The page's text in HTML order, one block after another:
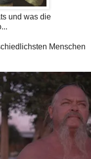
und was die
Menschen